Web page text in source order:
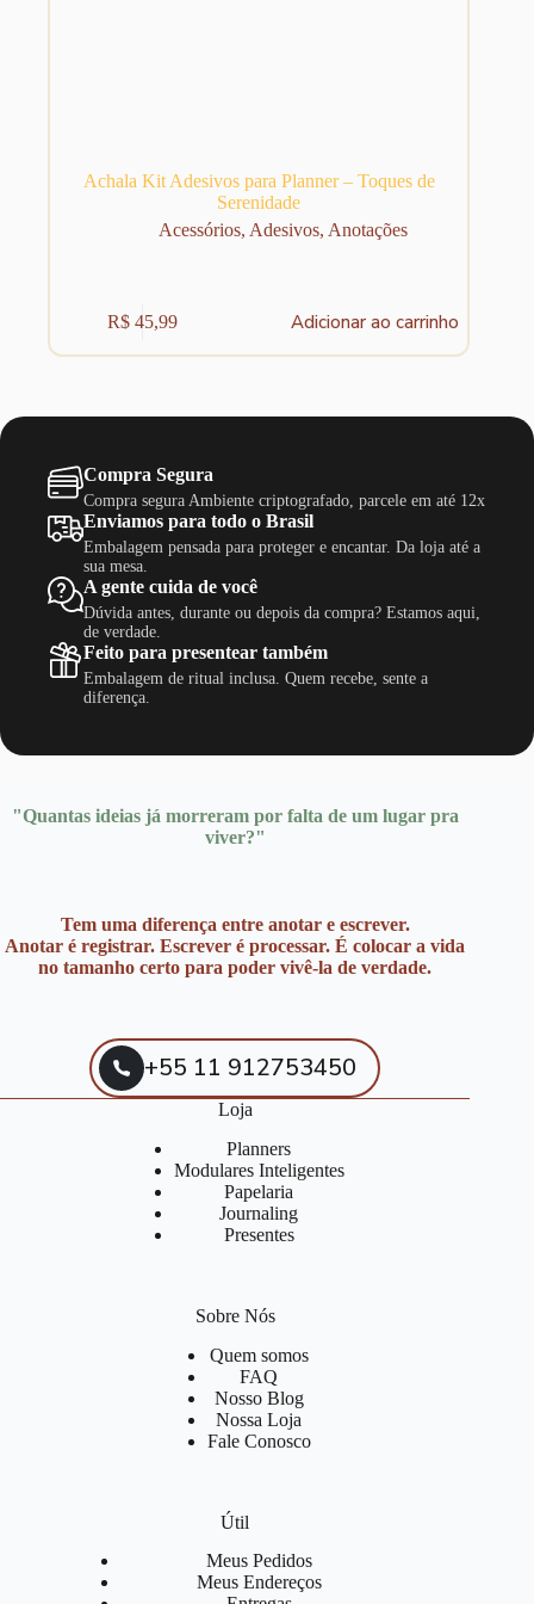
Achala Kit Adesivos para Planner – Toques de
Serenidade
Acessórios, Adesivos, Anotações
R$ 45,99 Adicionar ao carrinho
Compra Segura
Compra segura Ambiente criptografado, parcele em até 12x
Enviamos para todo o Brasil
Embalagem pensada para proteger e encantar. Da loja até a
sua mesa.
A gente cuida de você
Dúvida antes, durante ou depois da compra? Estamos aqui,
de verdade.
Feito para presentear também
Embalagem de ritual inclusa. Quem recebe, sente a
diferença.
"Quantas ideias já morreram por falta de um lugar pra
viver?"
Tem uma diferença entre anotar e escrever.
Anotar é registrar. Escrever é processar. É colocar a vida
no tamanho certo para poder vivê-la de verdade.
+55 11 912753450
Loja
Planners
Modulares Inteligentes
Papelaria
Journaling
Presentes
Sobre Nós
Quem somos
FAQ
Nosso Blog
Nossa Loja
Fale Conosco
Útil
Meus Pedidos
Meus Endereços